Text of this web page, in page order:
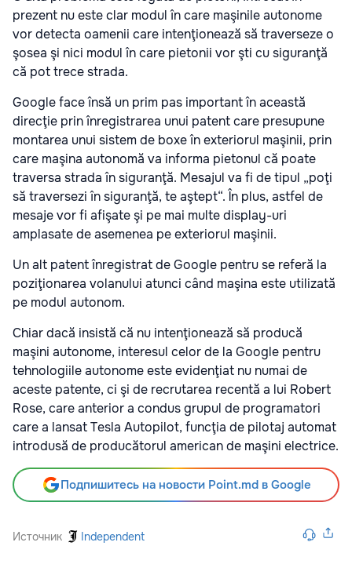
prezent nu este clar modul în care maşinile autonome
vor detecta oamenii care intenţionează să traverseze o
şosea şi nici modul în care pietonii vor şti cu siguranţă
că pot trece strada.
Google face însă un prim pas important în această
direcţie prin înregistrarea unui patent care presupune
montarea unui sistem de boxe în exteriorul maşinii, prin
care maşina autonomă va informa pietonul că poate
traversa strada în siguranţă. Mesajul va fi de tipul „poţi
să traversezi în siguranţă, te aştept“. În plus, astfel de
mesaje vor fi afişate şi pe mai multe display-uri
amplasate de asemenea pe exteriorul maşinii.
Un alt patent înregistrat de Google pentru se referă la
poziţionarea volanului atunci când maşina este utilizată
pe modul autonom.
Chiar dacă insistă că nu intenţionează să producă
maşini autonome, interesul celor de la Google pentru
tehnologiile autonome este evidenţiat nu numai de
aceste patente, ci şi de recrutarea recentă a lui Robert
Rose, care anterior a condus grupul de programatori
care a lansat Tesla Autopilot, funcţia de pilotaj automat
introdusă de producătorul american de maşini electrice.
Подпишитесь на новости Point.md в Google
Источник Independent